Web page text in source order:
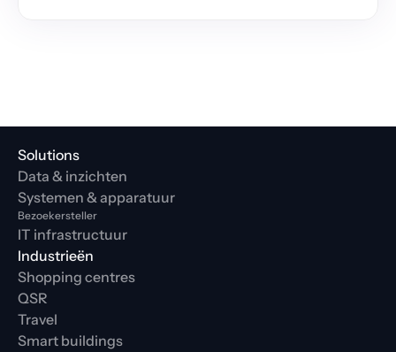
Solutions
Data & inzichten
Systemen & apparatuur
Bezoekersteller
IT infrastructuur
Industrieën
Shopping centres
QSR
Travel
Smart buildings